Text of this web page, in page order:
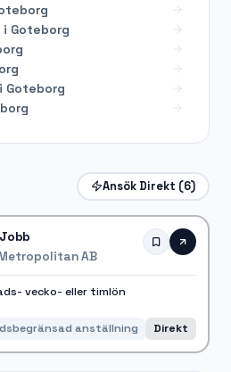
Ansök Direkt (6)
AB
vecko- eller timlön
anställning Direkt
i Goteborg
Goteborg